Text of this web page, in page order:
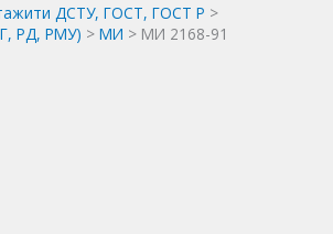
ДСТУ, ГОСТ, ГОСТ Р
РД, РМУ)
МИ МИ 2168-91